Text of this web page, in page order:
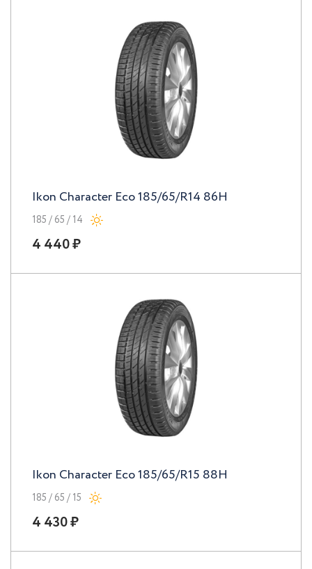
Ikon Character Eco 185/65/R14 86H
185 / 65 / 14
4 440 ₽
Ikon Character Eco 185/65/R15 88H
185 / 65 / 15
4 430 ₽